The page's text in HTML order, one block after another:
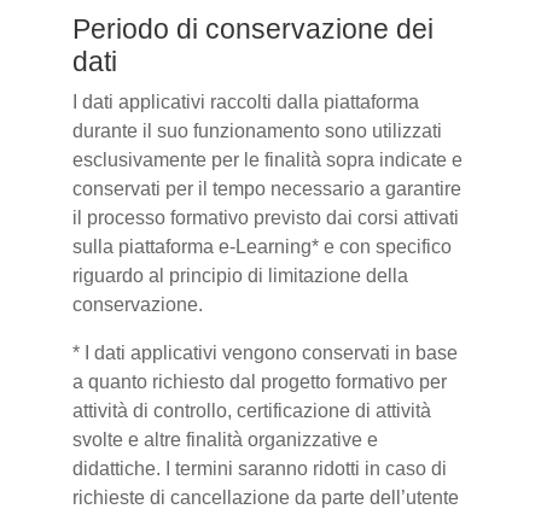
Periodo di conservazione dei
dati
I dati applicativi raccolti dalla piattaforma
durante il suo funzionamento sono utilizzati
esclusivamente per le finalità sopra indicate e
conservati per il tempo necessario a garantire
il processo formativo previsto dai corsi attivati
sulla piattaforma e-Learning* e con specifico
riguardo al principio di limitazione della
conservazione.
* I dati applicativi vengono conservati in base
a quanto richiesto dal progetto formativo per
attività di controllo, certificazione di attività
svolte e altre finalità organizzative e
didattiche. I termini saranno ridotti in caso di
richieste di cancellazione da parte dell’utente